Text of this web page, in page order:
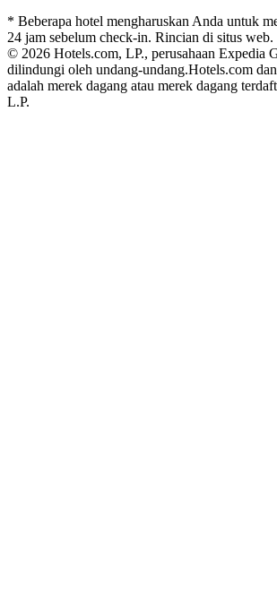
* Beberapa hotel mengharuskan Anda untuk
24 jam sebelum check-in. Rincian di situs web.
© 2026 Hotels.com, LP., perusahaan Expedia
dilindungi oleh undang-undang.Hotels.com
adalah merek dagang atau merek dagang
L.P.